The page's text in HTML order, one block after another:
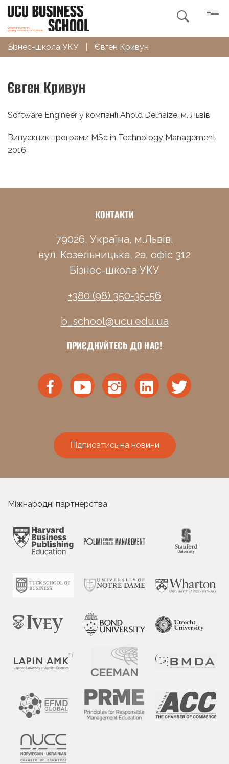

Бізнес-школа УКУ Євген Кривун
Євген Кривун
Software Engineer у компанії Ahold Delhaize, м. Львів
Випускник програми MSc in Technology Management
2016
КОНТАКТИ
79026, Україна, м.Львів,
вул. Козельницька, 2а, офіс 312
Бізнес-школа УКУ
+380 (98) 350-35-56
b_school@ucu.edu.ua
ПРИЄДНУЙТЕСЬ ДО НАС!
Підписатись на новини
Міжнародні партнерства